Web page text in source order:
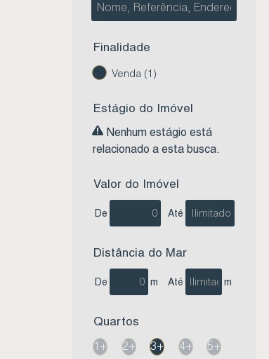
Guaiuba (1)
Finalidade
Venda (1)
Estágio do Imóvel
Nenhum estágio está
relacionado a esta busca.
Valor do Imóvel
De Até
Distância do Mar
De m Até m
Quartos
1+
2+ 3+ 4+ 5+